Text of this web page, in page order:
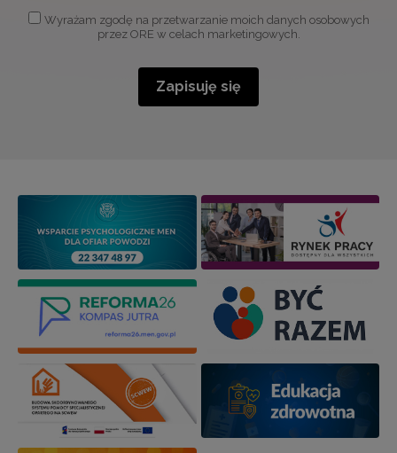
Wyrażam zgodę na przetwarzanie moich danych osobowych
przez ORE w celach marketingowych.
Zapisuję się